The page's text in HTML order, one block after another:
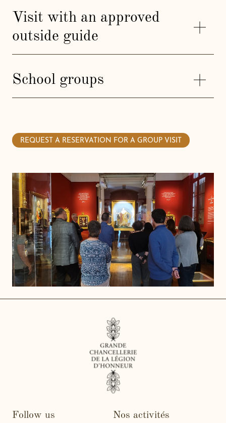
Visit with an approved
outside guide
School groups
REQUEST A RESERVATION FOR A GROUP VISIT
Follow us Nos activités